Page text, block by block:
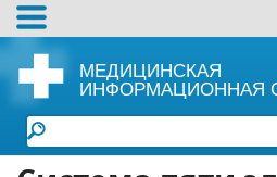
МЕДИЦИНСКАЯ
ИНФОРМАЦИОННАЯ